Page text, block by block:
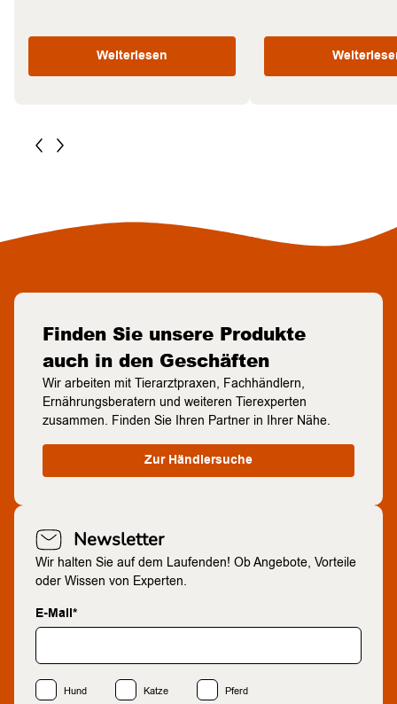
Weiterlesen
Finden Sie unsere Produkte
auch in den Geschäften
Wir arbeiten mit Tierarztpraxen, Fachhändlern,
Ernährungsberatern und weiteren Tierexperten
zusammen. Finden Sie Ihren Partner in Ihrer Nähe.
Zur Händlersuche
Newsletter
Wir halten Sie auf dem Laufenden! Ob Angebote, Vorteile
oder Wissen von Experten.
E-Mail*
Hund Katze Pferd